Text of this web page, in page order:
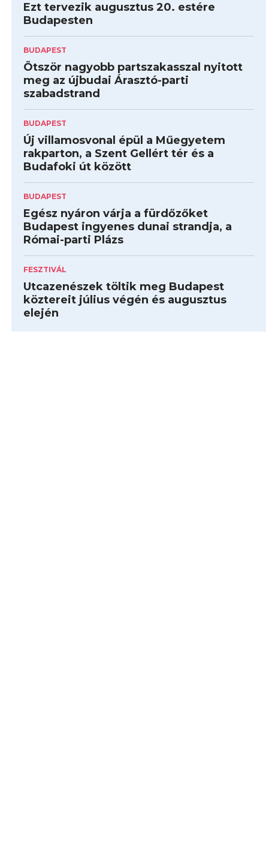
Ezt tervezik augusztus 20. estére
Budapesten
BUDAPEST
Ötször nagyobb partszakasszal nyitott
meg az újbudai Árasztó-parti
szabadstrand
BUDAPEST
Új villamosvonal épül a Műegyetem
rakparton, a Szent Gellért tér és a
Budafoki út között
BUDAPEST
Egész nyáron várja a fürdőzőket
Budapest ingyenes dunai strandja, a
Római-parti Plázs
FESZTIVÁL
Utcazenészek töltik meg Budapest
köztereit július végén és augusztus
elején